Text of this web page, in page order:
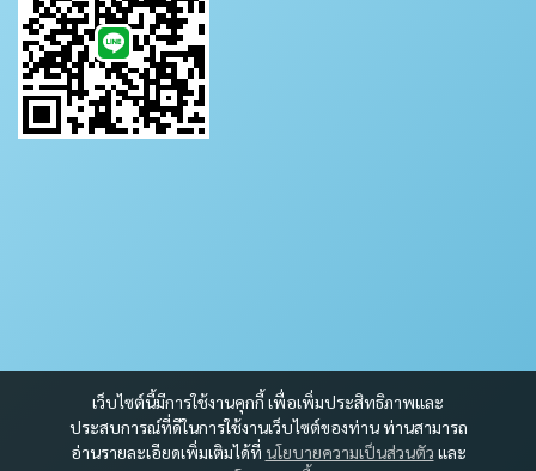
เว็บไซต์นี้มีการใช้งานคุกกี้ เพื่อเพิ่มประสิทธิภาพและ
ประสบการณ์ที่ดีในการใช้งานเว็บไซต์ของท่าน ท่านสามารถ
อ่านรายละเอียดเพิ่มเติมได้ที่ นโยบายความเป็นส่วนตัว และ